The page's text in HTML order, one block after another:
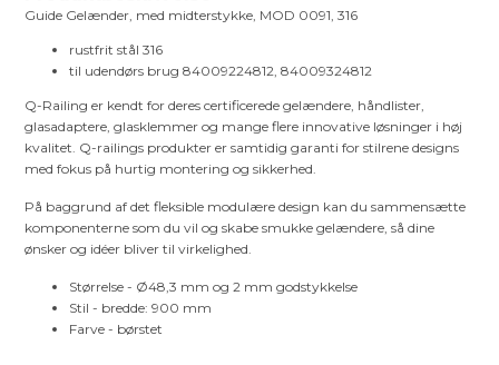
Guide Gelænder, med midterstykke, MOD 0091, 316
rustfrit stål 316
til udendørs brug 84009224812, 84009324812
Q-Railing er kendt for deres certificerede gelændere, håndlister,
glasadaptere, glasklemmer og mange flere innovative løsninger i høj
kvalitet. Q-railings produkter er samtidig garanti for stilrene designs
med fokus på hurtig montering og sikkerhed.
På baggrund af det fleksible modulære design kan du sammensætte
komponenterne som du vil og skabe smukke gelændere, så dine
ønsker og idéer bliver til virkelighed.
Størrelse - Ø48,3 mm og 2 mm godstykkelse
Stil - bredde: 900 mm
Farve - børstet